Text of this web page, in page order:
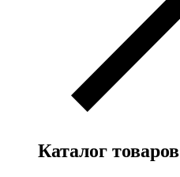
Каталог товаров